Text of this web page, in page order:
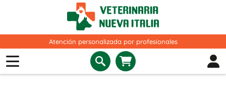
Atención personalizada por profesionales